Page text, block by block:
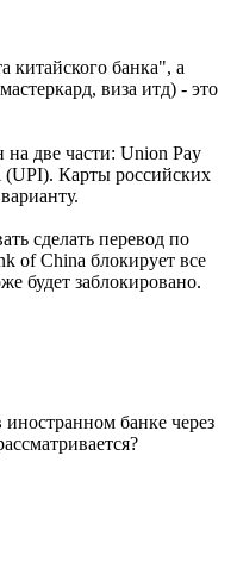
китайского банка", а
виза итд) - это
две части: Union Pay
(UPI). Карты российских
сделать перевод по
of China блокирует все
будет заблокировано.
банке через